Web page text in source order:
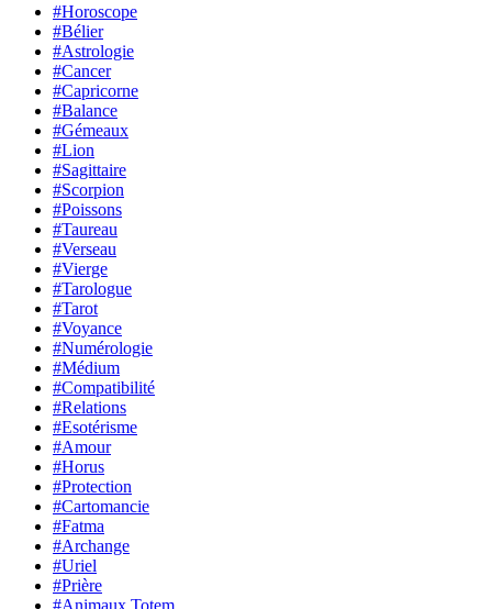
#Horoscope
#Bélier
#Astrologie
#Cancer
#Capricorne
#Balance
#Gémeaux
#Lion
#Sagittaire
#Scorpion
#Poissons
#Taureau
#Verseau
#Vierge
#Tarologue
#Tarot
#Voyance
#Numérologie
#Médium
#Compatibilité
#Relations
#Esotérisme
#Amour
#Horus
#Protection
#Cartomancie
#Fatma
#Archange
#Uriel
#Prière
#Animaux Totem